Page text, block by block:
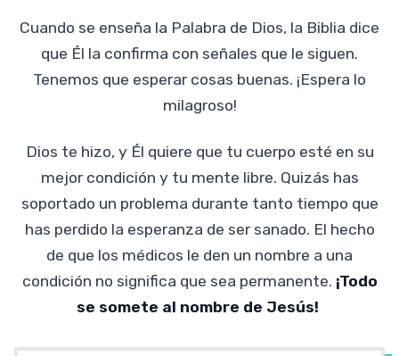
Cuando se enseña la Palabra de Dios, la Biblia dice
que Él la confirma con señales que le siguen.
Tenemos que esperar cosas buenas. ¡Espera lo
milagroso!
Dios te hizo, y Él quiere que tu cuerpo esté en su
mejor condición y tu mente libre. Quizás has
soportado un problema durante tanto tiempo que
has perdido la esperanza de ser sanado. El hecho
de que los médicos le den un nombre a una
condición no significa que sea permanente. ¡Todo
se somete al nombre de Jesús!